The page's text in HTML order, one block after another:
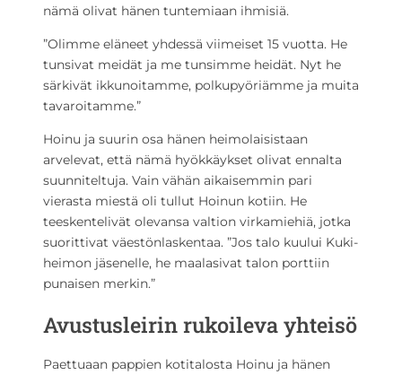
nämä olivat hänen tuntemiaan ihmisiä.
”Olimme eläneet yhdessä viimeiset 15 vuotta. He
tunsivat meidät ja me tunsimme heidät. Nyt he
särkivät ikkunoitamme, polkupyöriämme ja muita
tavaroitamme.”
Hoinu ja suurin osa hänen heimolaisistaan
arvelevat, että nämä hyökkäykset olivat ennalta
suunniteltuja. Vain vähän aikaisemmin pari
vierasta miestä oli tullut Hoinun kotiin. He
teeskentelivät olevansa valtion virkamiehiä, jotka
suorittivat väestönlaskentaa. ”Jos talo kuului Kuki-
heimon jäsenelle, he maalasivat talon porttiin
punaisen merkin.”
Avustusleirin rukoileva yhteisö
Paettuaan pappien kotitalosta Hoinu ja hänen